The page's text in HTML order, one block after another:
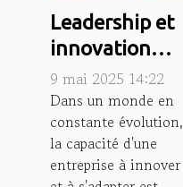
Leadership et
innovation
comment
piloter une
entreprise en
période de
changement
9 mai 2025 14:22
Dans un monde en
constante évolution,
la capacité d'une
entreprise à innover